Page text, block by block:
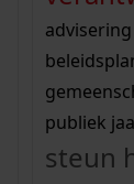
beeld en
uitleg
Wij
bekijk
Wij
bekijk
bekijk
publiek
steun
Mijn